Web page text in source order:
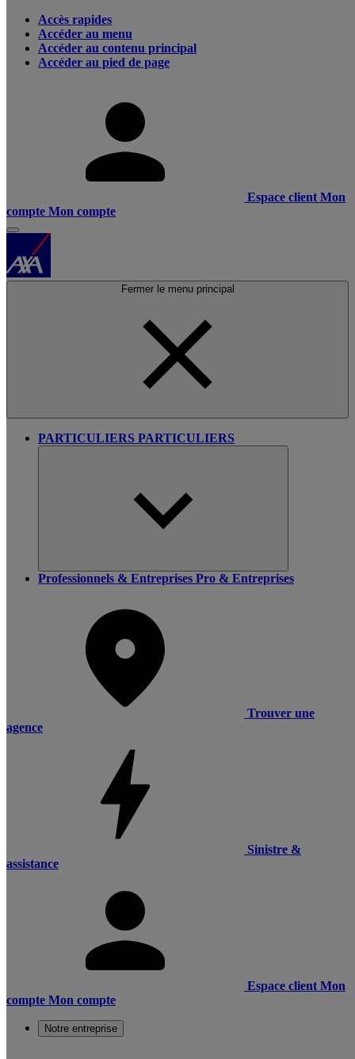
Accès rapides
Accéder au menu
Accéder au contenu principal
Accéder au pied de page
Espace client Mon
compte Mon compte
Fermer le menu principal
PARTICULIERS PARTICULIERS
Professionnels & Entreprises Pro & Entreprises
Trouver une
agence
Sinistre &
assistance
Espace client Mon
compte Mon compte
Notre entreprise